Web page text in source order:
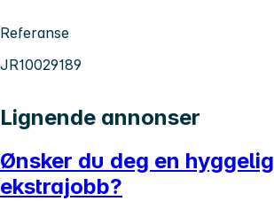
Referanse
JR10029189
Lignende annonser
Ønsker du deg en hyggelig
ekstrajobb?